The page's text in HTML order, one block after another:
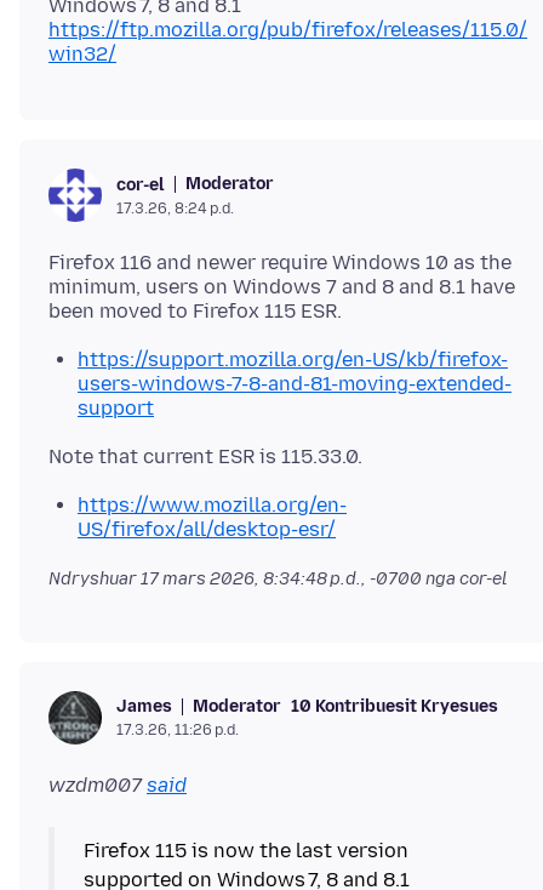
https://ftp.mozilla.org/pub/firefox/releases/115.0/
win32/
cor-el Moderator
17.3.26, 8:24 p.d.
Firefox 116 and newer require Windows 10 as the
minimum, users on Windows 7 and 8 and 8.1 have
https://support.mozilla.org/en-US/kb/firefox-
users-windows-7-8-and-81-moving-extended-
support
https://www.mozilla.org/en-
US/firefox/all/desktop-esr/
Ndryshuar17 mars 2026, 8:34:48 p.d., -0700 nga cor-el
James Moderator 10 Kontribuesit Kryesues
17.3.26, 11:26 p.d.
wzdm007said
Firefox 115 is now the last version